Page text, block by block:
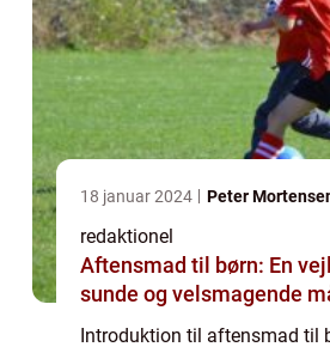
18 januar 2024 Peter
redaktionel
Aftensmad til børn: En
sunde og velsmagende
Introduktion til aftensmad til